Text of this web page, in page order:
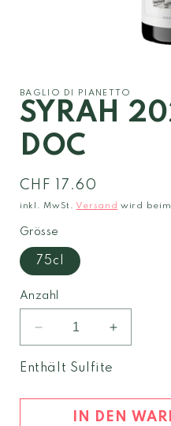
Modal
öffnen
BAGLIO DI PIANETTO
SYRAH
DOC
Normaler
Preis
CHF 17.60
inkl. MwSt.Versand wird
Grösse
75cl
Anzahl
Verringere
die
Menge
Syrah
Erhöhe
die
Syrah
2022
Enthält Sulfite
IN DEN